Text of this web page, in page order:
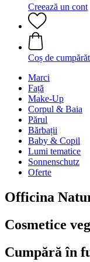
Creează un cont
Coș de
Marci
Față
Make-Up
Corpul & Baia
Părul
Bărbații
Baby & Copil
Lumi tematice
Sonnenschutz
Oferte
Officina
Cosmetice
Cumpără în